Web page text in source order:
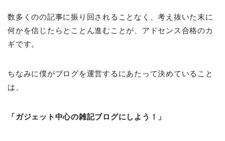
数多くのの記事に振り回されることなく、考え抜いた末に
何かを信じたらとことん進むことが、アドセンス合格のカ
ギです。
ちなみに僕がブログを運営するにあたって決めていること
は、
「ガジェット中心の雑記ブログにしよう！」